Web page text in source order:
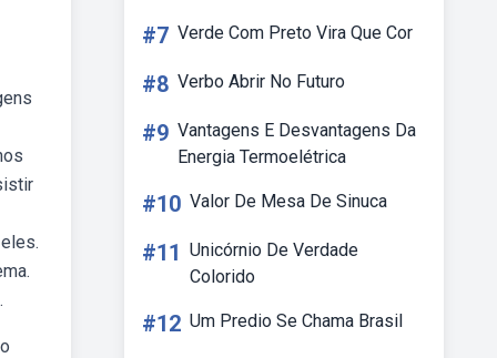
#7 Verde Com Preto Vira Que Cor
#8 Verbo Abrir No Futuro
#9 Vantagens E Desvantagens Da
Energia Termoelétrica
#10 Valor De Mesa De Sinuca
#11 Unicórnio De Verdade
Colorido
#12 Um Predio Se Chama Brasil